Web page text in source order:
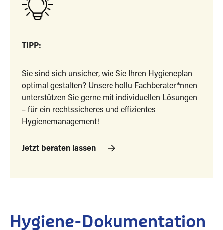
TIPP:
Sie sind sich unsicher, wie Sie Ihren Hygieneplan
optimal gestalten? Unsere hollu Fachberater*nnen
unterstützen Sie gerne mit individuellen Lösungen
– für ein rechtssicheres und effizientes
Hygienemanagement!
Jetzt beraten lassen
Hygiene-Dokumentation